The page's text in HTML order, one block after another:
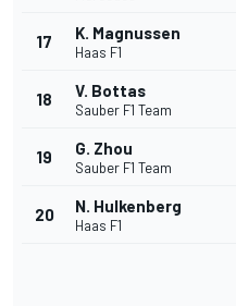
17 K. Magnussen
Haas F1
18 V. Bottas
Sauber F1 Team
19 G. Zhou
Sauber F1 Team
20 N. Hulkenberg
Haas F1